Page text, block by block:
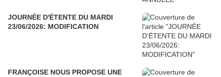
JOURNÉE D'ÉTENTE DU MARDI
23/06/2026: MODIFICATION
FRANÇOISE NOUS PROPOSE UNE